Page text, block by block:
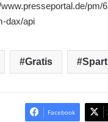
dax/api
Gratis
Facebook